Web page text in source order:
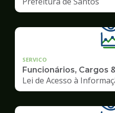
SERVICO
Funcionários, Cargos
Lei de Acesso à